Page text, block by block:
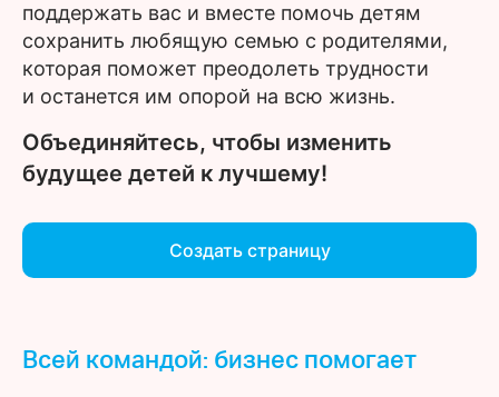
поддержать вас и вместе помочь детям
сохранить любящую семью с родителями,
которая поможет преодолеть трудности
и останется им опорой на всю жизнь.
Объединяйтесь, чтобы изменить
будущее детей к лучшему!
Создать страницу
Всей командой: бизнес помогает